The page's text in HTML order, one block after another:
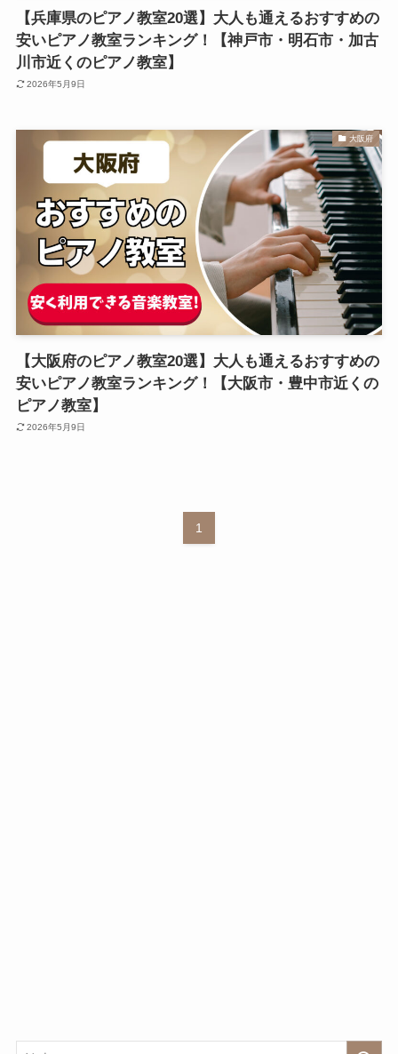
【兵庫県のピアノ教室20選】大人も通えるおすすめの
安いピアノ教室ランキング！【神戸市・明石市・加古
川市近くのピアノ教室】
2026年5月9日
大阪府
【大阪府のピアノ教室20選】大人も通えるおすすめの
安いピアノ教室ランキング！【大阪市・豊中市近くの
ピアノ教室】
2026年5月9日
1